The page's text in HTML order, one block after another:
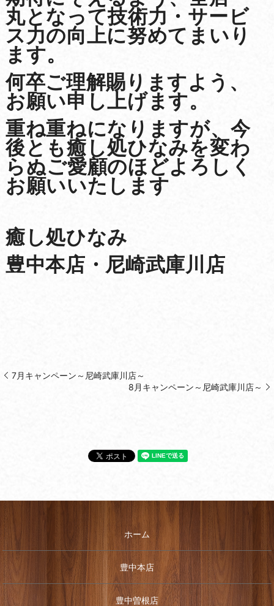
丸となって技術力・サービ
ス力の向上に努めてまいり
ます。
何卒ご理解賜りますよう、
お願い申し上げます。
重ね重ねになりますが、今
後とも癒し処ひなみを変わ
らぬご愛顧のほどよろしく
お願いいたします
癒し処ひなみ
豊中本店・尼崎武庫川店
7月キャンペーン～尼崎武庫川店～
8月キャンペーン～尼崎武庫川店～
ホーム
豊中本店
豊中曽根店